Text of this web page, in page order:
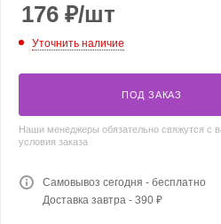
176 ₽/шт
Уточнить наличие
ПОД ЗАКАЗ
Наши менеджеры обязательно свяжутся с
условия заказа
Самовывоз сегодня - бесплатно
Доставка завтра - 390 ₽